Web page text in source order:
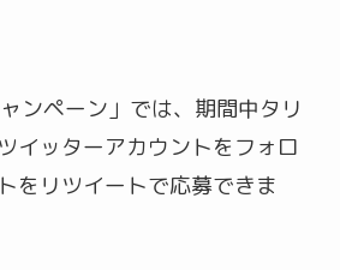
ンペーン」では、期間中タリ
イッターアカウントをフォロ
をリツイートで応募できま